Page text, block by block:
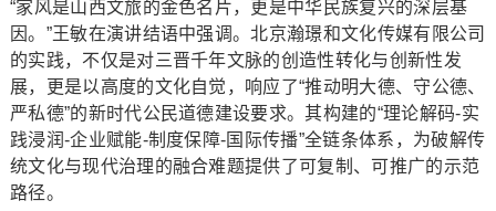
“家风是山西文旅的金色名片，更是中华民族复兴的深层基
因。”王敏在演讲结语中强调。北京瀚璟和文化传媒有限公司
的实践，不仅是对三晋千年文脉的创造性转化与创新性发
展，更是以高度的文化自觉，响应了“推动明大德、守公德、
严私德”的新时代公民道德建设要求。其构建的“理论解码-实
践浸润-企业赋能-制度保障-国际传播”全链条体系，为破解传
统文化与现代治理的融合难题提供了可复制、可推广的示范
路径。